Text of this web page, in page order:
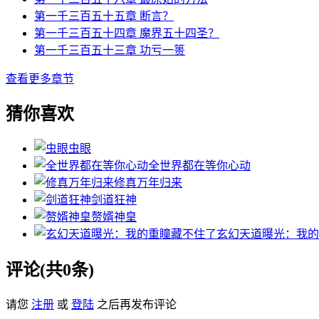
第一千三百五十五章 断言？
第一千三百五十四章 魔界五十四圣？
第一千三百五十三章 功亏一篑
查看更多章节
猜你喜欢
虫眼
全世界都在等你心动
修真万年归来
剑道狂神
赘婿神皇
玄幻天道曝光：我
评论(共0条)
请您 注册 或 登陆 之后再发布评论